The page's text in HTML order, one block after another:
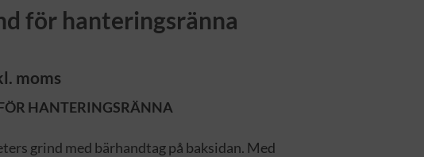
för hanteringsränna
moms
HANTERINGSRÄNNA
grind med bärhandtag på baksidan. Med